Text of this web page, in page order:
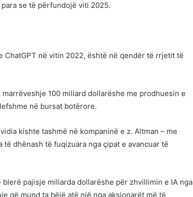
se të përfundojë viti 2025.
ChatGPT në vitin 2022, është në qendër të rrjetit të
100 miliard dollarëshe me prodhuesin e
në bursat botërore.
kishte tashmë në kompaninë e z. Altman – me
dhënash të fuqizuara nga çipat e avancuar të
pajisje miliarda dollarëshe për zhvillimin e IA nga
që mund ta bëjë atë një nga aksionarët më të